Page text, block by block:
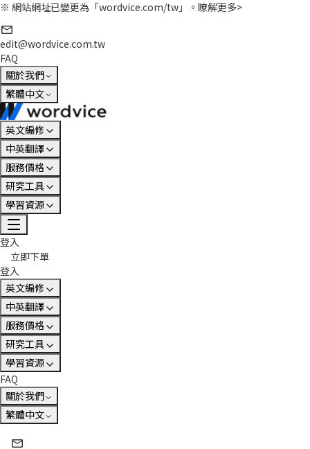
※ 網站網址已變更為「wordvice.com/tw」。 瞭解更多>
edit@wordvice.com.tw
FAQ
關於我們
繁體中文
英文編修
中英翻譯
服務價格
研究工具
學習資源
登入
立即下單
登入
英文編修
中英翻譯
服務價格
研究工具
學習資源
FAQ
關於我們
繁體中文